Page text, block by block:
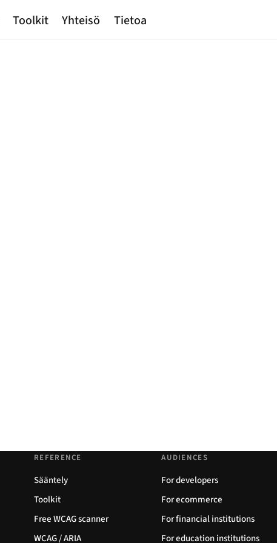
Toolkit Yhteisö Tietoa
REFERENCE
Sääntely
Toolkit
Free WCAG scanner
WCAG / ARIA
AUDIENCES
For developers
For ecommerce
For financial institutions
For education institutions